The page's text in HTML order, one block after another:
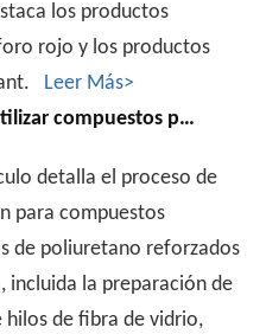
los productos
rojo y los productos
Leer Más>
para marcos fotovoltaicos?Proceso y aplicaciones de moldeo por pultrusión de poliuretano
detalla el proceso de
para compuestos
de poliuretano reforzados
incluida la preparación de
hilos de fibra de vidrio,